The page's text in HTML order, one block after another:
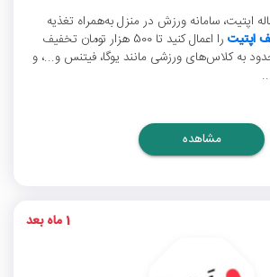
اپتیت، سامانه ورزش در منزل به‌همراه تغذیه
اپتیت
را اعمال کنید تا 500 هزار تومان تخفیف
به کلاس‌های ورزشی مانند یوگا، فیتنس و...، و
مشاهده
1 ماه بعد